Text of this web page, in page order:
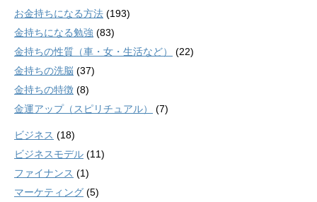
お金持ちになる方法 (193)
金持ちになる勉強 (83)
金持ちの性質（車・女・生活など）
(22)
金持ちの洗脳 (37)
金持ちの特徴 (8)
金運アップ（スピリチュアル）
(7)
ビジネス (18)
ビジネスモデル (11)
ファイナンス (1)
マーケティング (5)